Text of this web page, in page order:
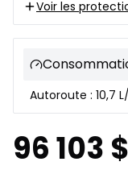
Voir les
Autoroute : 10,7
96 103 $